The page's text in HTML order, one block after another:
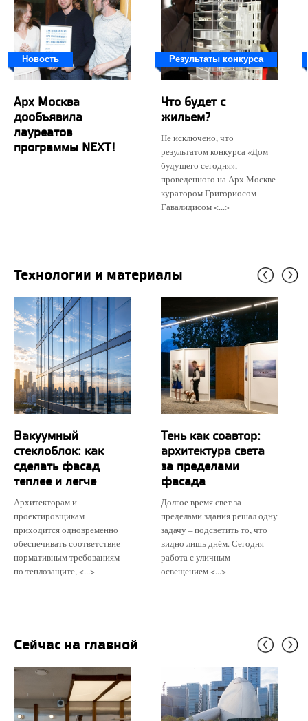
Новость
Арх Москва
дообъявила
лауреатов
программы NEXT!
Результаты конкурса
Что будет с
жильем?
Не исключено, что
результатом конкурса «Дом
будущего сегодня»,
проведенного на Арх Москве
куратором Григориосом
Гавалидисом <...>
Технологии и материалы
Вакуумный
стеклоблок: как
сделать фасад
теплее и легче
Архитекторам и
проектировщикам
приходится одновременно
обеспечивать соответствие
нормативным требованиям
по теплозащите, <...>
Тень как соавтор:
архитектура света
за пределами
фасада
Долгое время свет за
пределами здания решал одну
задачу – подсветить то, что
видно лишь днём. Сегодня
работа с уличным
освещением <...>
Сейчас на главной